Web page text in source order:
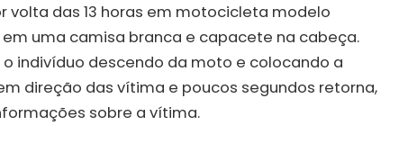
volta das 13 horas em motocicleta modelo
uma camisa branca e capacete na cabeça.
indivíduo descendo da moto e colocando a
direção das vítima e poucos segundos retorna,
sobre a vítima.